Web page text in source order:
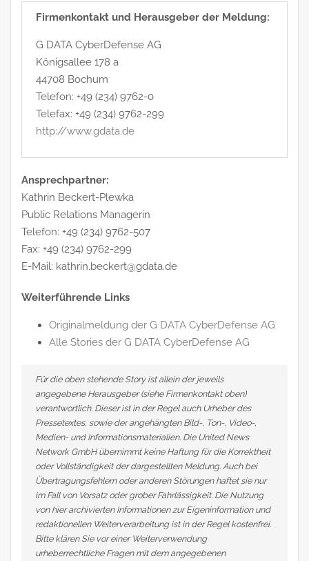
Firmenkontakt und Herausgeber der Meldung:
G DATA CyberDefense AG
Königsallee 178 a
44708 Bochum
Telefon: +49 (234) 9762-0
Telefax: +49 (234) 9762-299
http://www.gdata.de
Ansprechpartner:
Kathrin Beckert-Plewka
Public Relations Managerin
Telefon: +49 (234) 9762-507
Fax: +49 (234) 9762-299
E-Mail: kathrin.beckert@gdata.de
Weiterführende Links
Originalmeldung der G DATA CyberDefense AG
Alle Stories der G DATA CyberDefense AG
Für die oben stehende Story ist allein der jeweils
angegebene Herausgeber (siehe Firmenkontakt oben)
verantwortlich. Dieser ist in der Regel auch Urheber des
Pressetextes, sowie der angehängten Bild-, Ton-, Video-,
Medien- und Informationsmaterialien. Die United News
Network GmbH übernimmt keine Haftung für die Korrektheit
oder Vollständigkeit der dargestellten Meldung. Auch bei
Übertragungsfehlern oder anderen Störungen haftet sie nur
im Fall von Vorsatz oder grober Fahrlässigkeit. Die Nutzung
von hier archivierten Informationen zur Eigeninformation und
redaktionellen Weiterverarbeitung ist in der Regel kostenfrei.
Bitte klären Sie vor einer Weiterverwendung
urheberrechtliche Fragen mit dem angegebenen